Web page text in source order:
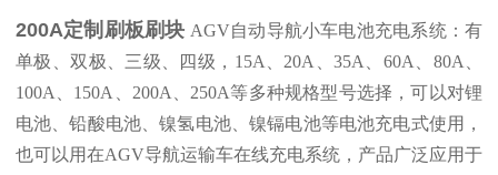
200A定制刷板刷块 AGV自动导航小车电池充电系统：有
单极、双极、三级、四级，15A、20A、35A、60A、80A、
100A、150A、200A、250A等多种规格型号选择，可以对锂
电池、铅酸电池、镍氢电池、镍镉电池等电池充电式使用，
也可以用在AGV导航运输车在线充电系统，产品广泛应用于